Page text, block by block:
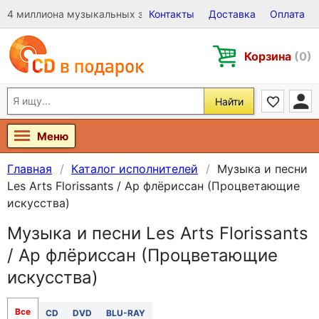
4 миллиона музыкальных записей на Виниле, CD и DVD
Контакты Доставка Оплата
Корзина (0)
Найти
Меню
Главная Каталог исполнителей
Музыка и песни
Les Arts Florissants / Ар флёриссан (Процветающие
искусства)
Музыка и песни Les Arts Florissants
/ Ар флёриссан (Процветающие
искусства)
Все CD DVD BLU-RAY